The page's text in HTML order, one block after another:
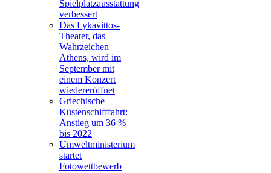
Spielplatzausstattung
verbessert
Das Lykavittos-
Theater, das
Wahrzeichen
Athens, wird im
September mit
einem Konzert
wiedereröffnet
Griechische
Küstenschifffahrt:
Anstieg um 36 %
bis 2022
Umweltministerium
startet
Fotowettbewerb